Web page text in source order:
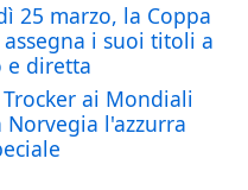
25 marzo, la Coppa
i suoi titoli a
e diretta
ai Mondiali
Norvegia l'azzurra